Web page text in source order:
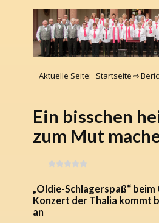
Kontakte
Impressum
Aktuelle Seite: Startseite⇨
Ein bisschen
zum Mut
„Oldie-Schlagerspaß“ beim
Konzert der Thalia kommt
an